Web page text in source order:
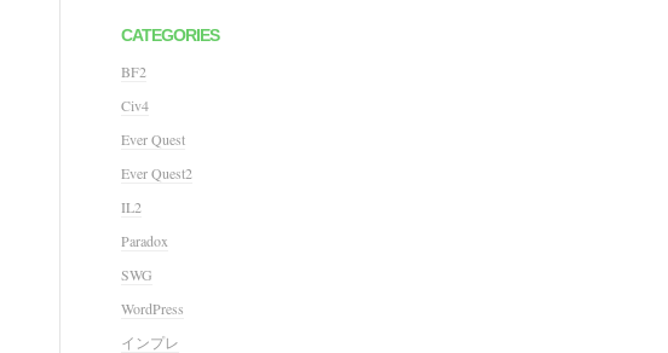
CATEGORIES
BF2
Civ4
Ever Quest
Ever Quest2
IL2
Paradox
SWG
WordPress
インプレ